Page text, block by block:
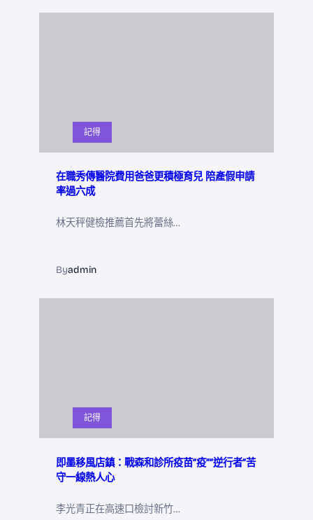
記得
在職秀傳醫院費用爸爸更積極育兒 陪產假申請
率過六成
林天秤健檢推薦首先將蕾絲…
Byadmin
記得
即墨移風店鎮：戰森和診所疫苗“疫”“逆行者”苦
守一線熱人心
李光青正在高速口檢討新竹…